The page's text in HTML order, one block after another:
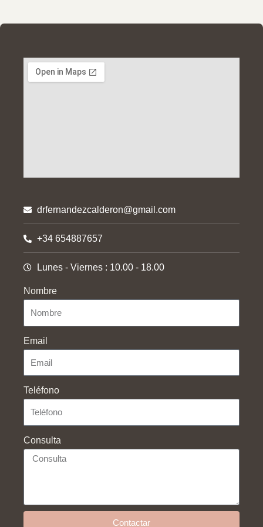
drfernandezcalderon@gmail.com
+34 654887657
Lunes - Viernes : 10.00 - 18.00
Nombre
Email
Teléfono
Consulta
Contactar
Ayuda